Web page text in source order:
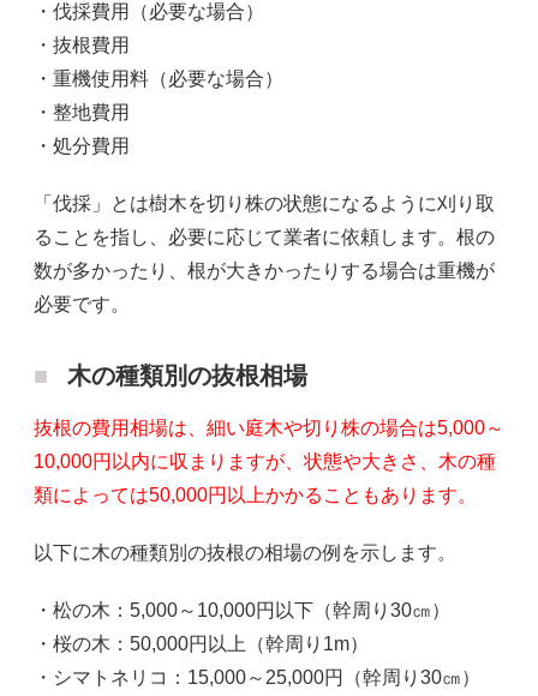
・伐採費用（必要な場合）
・抜根費用
・重機使用料（必要な場合）
・整地費用
・処分費用
「伐採」とは樹木を切り株の状態になるように刈り取
ることを指し、必要に応じて業者に依頼します。根の
数が多かったり、根が大きかったりする場合は重機が
必要です。
木の種類別の抜根相場
抜根の費用相場は、細い庭木や切り株の場合は5,000～
10,000円以内に収まりますが、状態や大きさ、木の種
類によっては50,000円以上かかることもあります。
以下に木の種類別の抜根の相場の例を示します。
・松の木：5,000～10,000円以下（幹周り30㎝）
・桜の木：50,000円以上（幹周り1m）
・シマトネリコ：15,000～25,000円（幹周り30㎝）